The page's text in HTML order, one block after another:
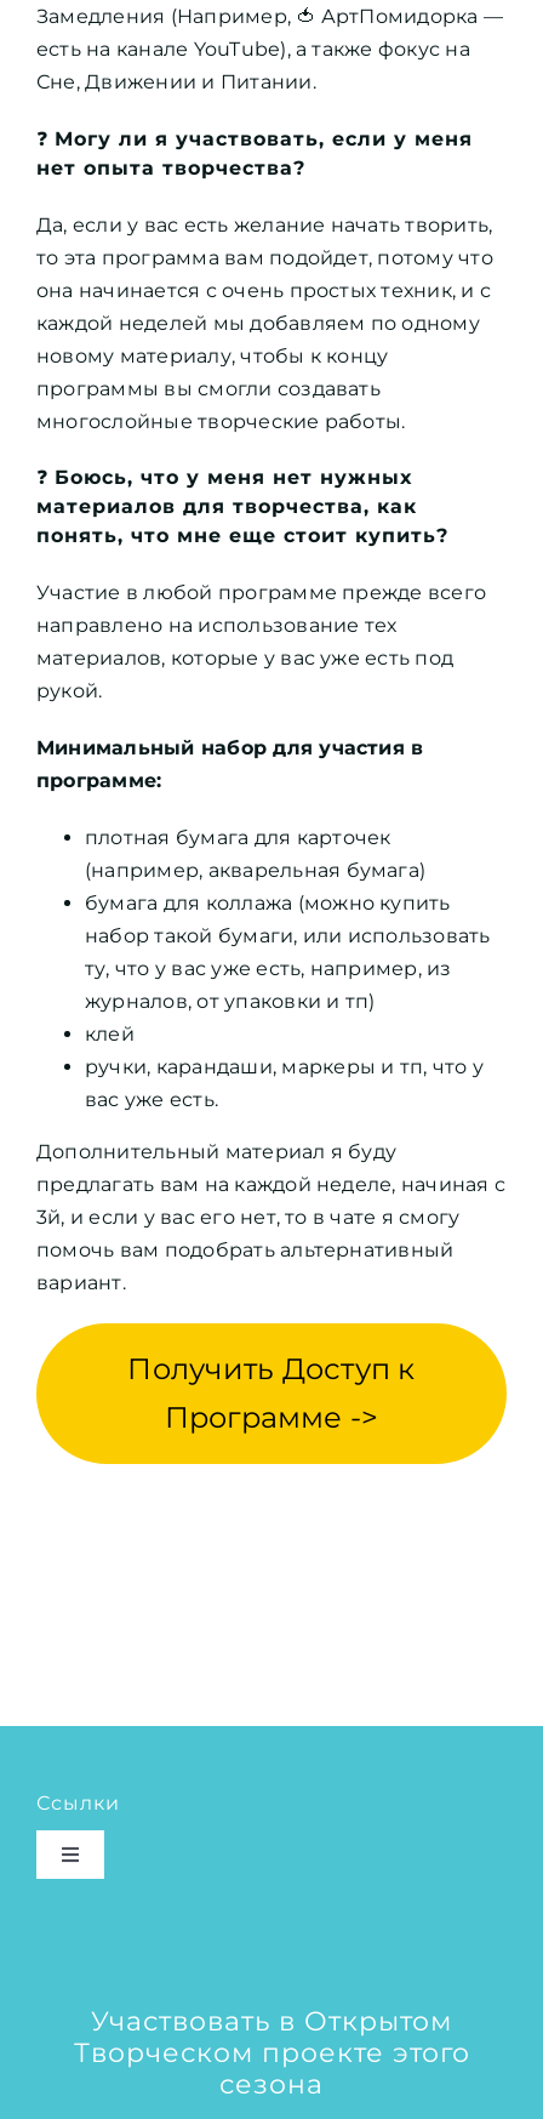
Замедления (Например, 🍅 АртПомидорка —
есть на канале YouTube), а также фокус на
Сне, Движении и Питании.
❓ Могу ли я участвовать, если у меня
нет опыта творчества?
Да, если у вас есть желание начать творить,
то эта программа вам подойдет, потому что
она начинается с очень простых техник, и с
каждой неделей мы добавляем по одному
новому материалу, чтобы к концу
программы вы смогли создавать
многослойные творческие работы.
❓ Боюсь, что у меня нет нужных
материалов для творчества, как
понять, что мне еще стоит купить?
Участие в любой программе прежде всего
направлено на использование тех
материалов, которые у вас уже есть под
рукой.
Минимальный набор для участия в
программе:
плотная бумага для карточек
(например, акварельная бумага)
бумага для коллажа (можно купить
набор такой бумаги, или использовать
ту, что у вас уже есть, например, из
журналов, от упаковки и тп)
клей
ручки, карандаши, маркеры и тп, что у
вас уже есть.
Дополнительный материал я буду
предлагать вам на каждой неделе, начиная с
3й, и если у вас его нет, то в чате я смогу
помочь вам подобрать альтернативный
вариант.
Получить Доступ к
Программе ->
Ссылки
Toggle
Участвовать в Открытом
Творческом проекте этого
сезона